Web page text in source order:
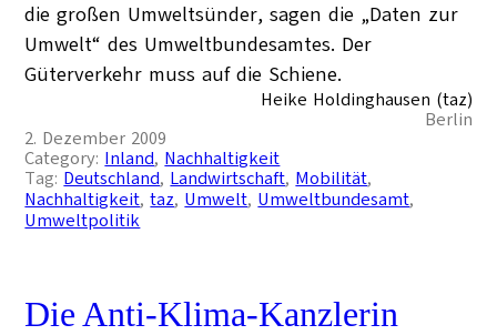
die großen Umweltsünder, sagen die „Daten zur
Umwelt“ des Umweltbundesamtes. Der
Güterverkehr muss auf die Schiene.
Heike Holdinghausen (taz)
Berlin
2. Dezember 2009
Category: Inland, Nachhaltigkeit
Tag: Deutschland, Landwirtschaft, Mobilität
Nachhaltigkeit, taz, Umwelt, Umweltbundesamt
Umweltpolitik
Die Anti-Klima-Kanzlerin